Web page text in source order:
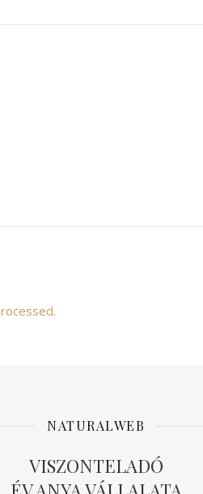
NATURALWEB
VISZONTELADÓ